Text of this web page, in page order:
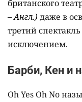
британского
– Англ.) даже в
третий
исключением.
Барби, Кен и
Oh Yes Oh No